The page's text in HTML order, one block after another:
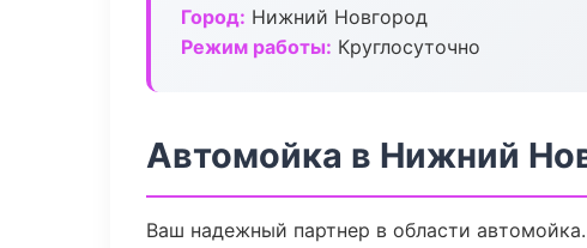
Город: Нижний Новгород
Режим работы: Круглосуточно
Автомойка в Нижний
Ваш надежный партнер в области